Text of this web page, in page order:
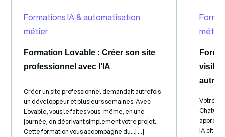
Formations IA & automatisation
métier
Formation Lovable : Créer son site
professionnel avec l’IA
Créer un site professionnel demandait autrefois
un développeur et plusieurs semaines. Avec
Lovable, vous le faites vous-même, en une
journée, en décrivant simplement votre projet.
Cette formation vous accompagne du...[...]
métier
visible
autres
Votre
IA cite